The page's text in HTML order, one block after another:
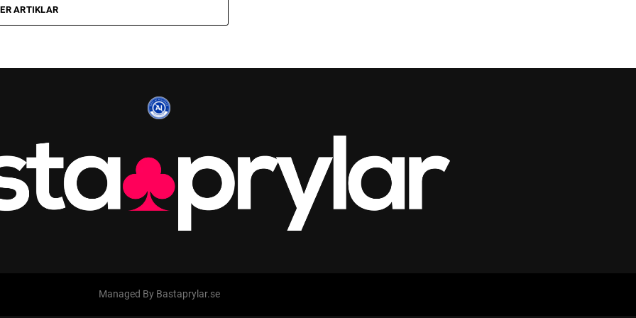
ARTIKLAR
Managed By Bastaprylar.se